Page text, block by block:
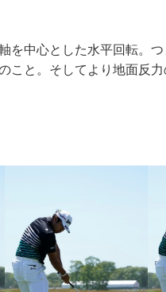
中心とした水平回転。
と。そしてより地面反力